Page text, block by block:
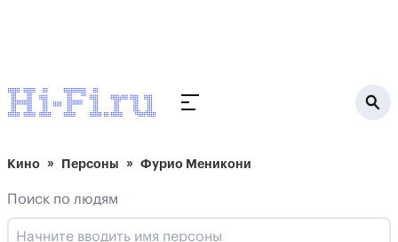
Кино Персоны Фурио Меникони
Поиск по людям